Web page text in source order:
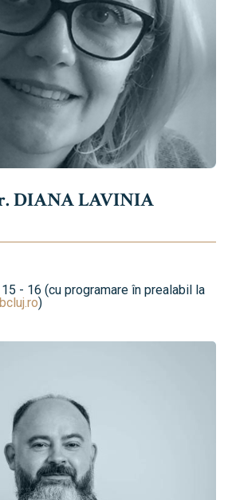
DIANA LAVINIA
- 16 (cu programare în prealabil la
)